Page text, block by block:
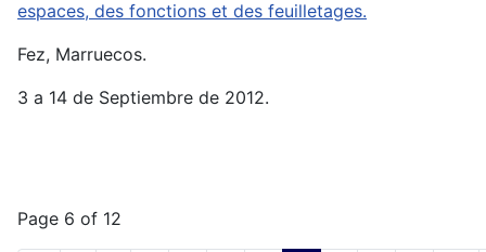
espaces, des fonctions et des feuilletages.
Fez, Marruecos.
3 a 14 de Septiembre de 2012.
Page 6 of 12